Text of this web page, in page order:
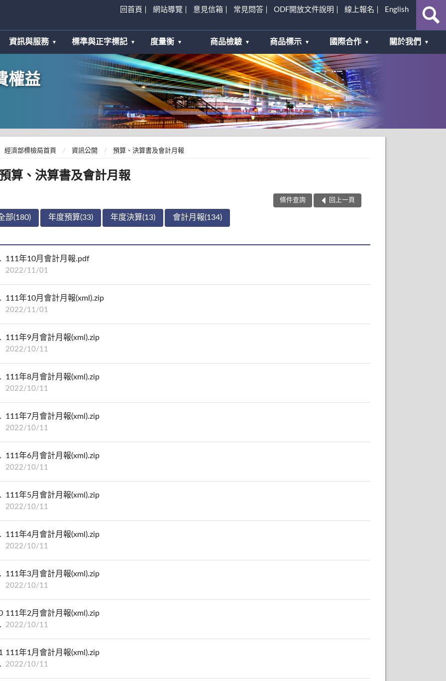
回首頁 網站導覽 意見信箱 常見問答 ODF開放文件說明 線上報名 English
資訊與服務 標準與正字標記 度量衡 商品檢驗 商品標示 國際合作 關於我們
權益
經濟部標檢局首頁 資訊公開 預算、決算書及會計月報
預算、決算書及會計月報
條件查詢 回上一頁
部(180) 年度預算(33) 年度決算(13) 會計月報(134)
111年10月會計月報.pdf
2022/11/01
111年10月會計月報(xml).zip
2022/11/01
111年9月會計月報(xml).zip
2022/10/11
111年8月會計月報(xml).zip
2022/10/11
111年7月會計月報(xml).zip
2022/10/11
111年6月會計月報(xml).zip
2022/10/11
111年5月會計月報(xml).zip
2022/10/11
111年4月會計月報(xml).zip
2022/10/11
111年3月會計月報(xml).zip
2022/10/11
111年2月會計月報(xml).zip
2022/10/11
111年1月會計月報(xml).zip
2022/10/11